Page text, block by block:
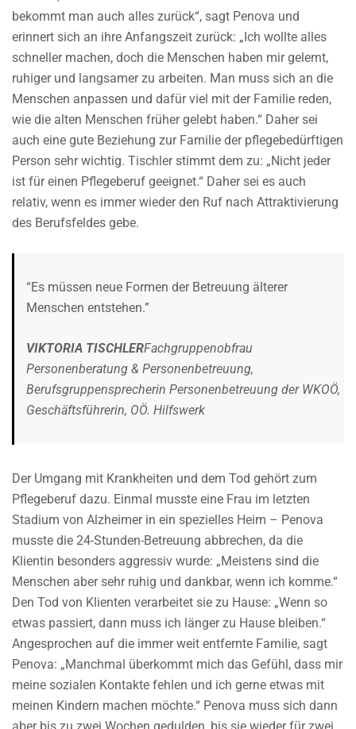
bekommt man auch alles zurück“, sagt Penova und
erinnert sich an ihre Anfangszeit zurück: „Ich wollte alles
schneller machen, doch die Menschen haben mir gelernt,
ruhiger und langsamer zu arbeiten. Man muss sich an die
Menschen anpassen und dafür viel mit der Familie reden,
wie die alten Menschen früher gelebt haben.“ Daher sei
auch eine gute Beziehung zur Familie der pflegebedürftigen
Person sehr wichtig. Tischler stimmt dem zu: „Nicht jeder
ist für einen Pflegeberuf geeignet.“ Daher sei es auch
relativ, wenn es immer wieder den Ruf nach Attraktivierung
des Berufsfeldes gebe.
“Es müssen neue Formen der Betreuung älterer
Menschen entstehen.”
VIKTORIA TISCHLERFachgruppenobfrau
Personenberatung & Personenbetreuung,
Berufsgruppensprecherin Personenbetreuung der WKOÖ,
Geschäftsführerin, OÖ. Hilfswerk
Der Umgang mit Krankheiten und dem Tod gehört zum
Pflegeberuf dazu. Einmal musste eine Frau im letzten
Stadium von Alzheimer in ein spezielles Heim – Penova
musste die 24-Stunden-Betreuung abbrechen, da die
Klientin besonders aggressiv wurde: „Meistens sind die
Menschen aber sehr ruhig und dankbar, wenn ich komme.“
Den Tod von Klienten verarbeitet sie zu Hause: „Wenn so
etwas passiert, dann muss ich länger zu Hause bleiben.“
Angesprochen auf die immer weit entfernte Familie, sagt
Penova: „Manchmal überkommt mich das Gefühl, dass mir
meine sozialen Kontakte fehlen und ich gerne etwas mit
meinen Kindern machen möchte.“ Penova muss sich dann
aber bis zu zwei Wochen gedulden, bis sie wieder für zwei